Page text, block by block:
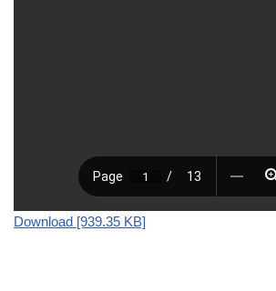
Download [939.35 KB]